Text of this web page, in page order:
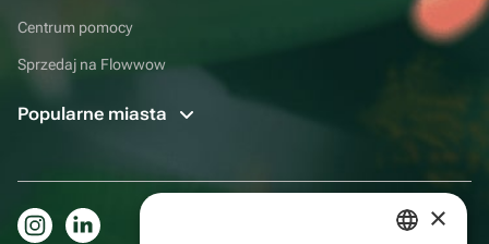
Centrum pomocy
Sprzedaj na Flowwow
Popularne miasta
×